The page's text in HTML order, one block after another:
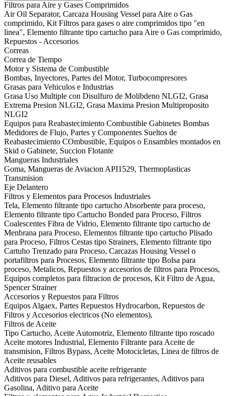
Filtros para Aire y Gases Comprimidos
Air Oil Separator, Carcaza Housing Vessel para Aire o Gas
comprimido, Kit Filtros para gases o aire comprimidos tipo "en
linea", Elemento filtrante tipo cartucho para Aire o Gas comprimido,
Repuestos - Accesorios
Correas
Correa de Tiempo
Motor y Sistema de Combustible
Bombas, Inyectores, Partes del Motor, Turbocompresores
Grasas para Vehiculos e Industrias
Grasa Uso Multiple con Disulfuro de Molibdeno NLGI2, Grasa
Extrema Presion NLGI2, Grasa Maxima Presion Multiproposito
NLGI2
Equipos para Reabastecimiento Combustible Gabinetes Bombas
Medidores de Flujo, Partes y Componentes Sueltos de
Reabastecimiento COmbustible, Equipos o Ensambles montados en
Skid o Gabinete, Succion Flotante
Mangueras Industriales
Goma, Mangueras de Aviacion API1529, Thermoplasticas
Transmision
Eje Delantero
Filtros y Elementos para Procesos Industriales
Tela, Elemento filtrante tipo cartucho Absorbente para proceso,
Elemento filtrante tipo Cartucho Bonded para Proceso, Filtros
Coalescentes Fibra de Vidrio, Elemento filtrante tipo cartucho de
Menbrana para Proceso, Elementos filtrante tipo cartucho Plisado
para Proceso, Filtros Cestas tipo Strainers, Elemento filtrante tipo
Cartuho Trenzado para Proceso, Carcazas Housing Vessel o
portafiltros para Procesos, Elemento filtrante tipo Bolsa para
proceso, Metalicos, Repuestos y accesorios de filtros para Procesos,
Equipos completos para filtracion de procesos, Kit Filtro de Agua,
Spencer Strainer
Accesorios y Repuestos para Filtros
Equipos Algaex, Partes Repuestos Hydrocarbon, Repuestos de
Filtros y Accesorios electricos (No elementos),
Filtros de Aceite
Tipo Cartucho, Aceite Automotriz, Elemento filtrante tipo roscado
Aceite motores Industrial, Elemento Filtrante para Aceite de
transmision, Filtros Bypass, Aceite Motocicletas, Linea de filtros de
Aceite reusables
Aditivos para combustible aceite refrigerante
Aditivos para Diesel, Aditivos para refrigerantes, Aditivos para
Gasolina, Aditivo para Aceite